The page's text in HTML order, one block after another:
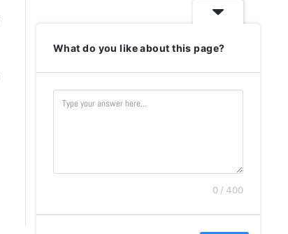
What do you like about this page?
0 / 400